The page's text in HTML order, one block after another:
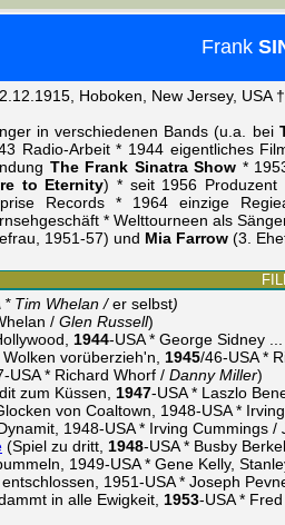
Frank
Hoboken, New Jersey, USA
in verschiedenen Bands (u.a. bei
Radio-Arbeit * 1944 eigentliches
The Frank Sinatra Show *
to Eternity) * seit 1956 Produzent
Records * 1964 einzige
* Welttourneen als
1951-57) und Mia Farrow (3.
* Tim Whelan /er selbst)
/ Glen Russell)
1944-USA * George Sidney
vorüberzieh'n, 1945/46-USA *
USA * Richard Whorf / Danny Miller)
zum Küssen, 1947-USA * Laszlo
von Coaltown, 1948-USA *
1948-USA * Irving Cummings /
(Spiel zu dritt, 1948-USA * Busby
1949-USA * Gene Kelly,
1951-USA * Joseph
in alle Ewigkeit, 1953-USA *